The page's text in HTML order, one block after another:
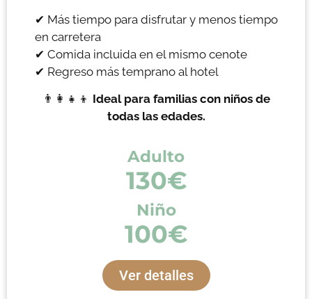
✔ Más tiempo para disfrutar y menos tiempo
en carretera
✔ Comida incluida en el mismo cenote
✔ Regreso más temprano al hotel
👨‍👩‍👧‍👦 Ideal para familias con niños de
todas las edades.
Adulto
130€
Niño
100€
Ver detalles